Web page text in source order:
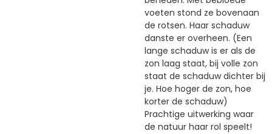
voeten stond ze bovenaan
de rotsen. Haar schaduw
danste er overheen. (Een
lange schaduw is er als de
zon laag staat, bij volle zon
staat de schaduw dichter bij
je. Hoe hoger de zon, hoe
korter de schaduw)
Prachtige uitwerking waar
de natuur haar rol speelt!